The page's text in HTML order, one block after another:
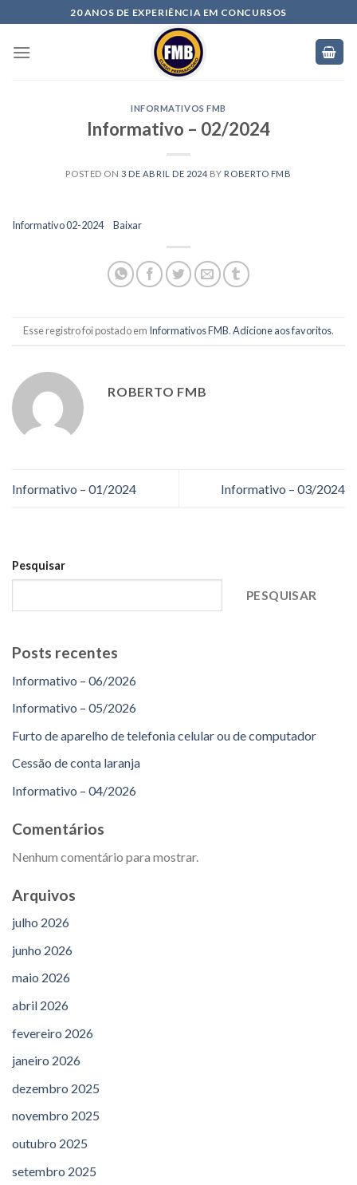
20 ANOS DE EXPERIÊNCIA EM CONCURSOS
INFORMATIVOS FMB
Informativo – 02/2024
POSTED ON3 DE ABRIL DE 2024 BY ROBERTO FMB
Informativo 02-2024 Baixar
Esse registro foi postado em Informativos FMB.Adicione aos favoritos.
ROBERTO FMB
Informativo – 01/2024 Informativo – 03/2024
Pesquisar
PESQUISAR
Posts recentes
Informativo – 06/2026
Informativo – 05/2026
Furto de aparelho de telefonia celular ou de computador
Cessão de conta laranja
Informativo – 04/2026
Comentários
Nenhum comentário para mostrar.
Arquivos
julho 2026
junho 2026
maio 2026
abril 2026
fevereiro 2026
janeiro 2026
dezembro 2025
novembro 2025
outubro 2025
setembro 2025